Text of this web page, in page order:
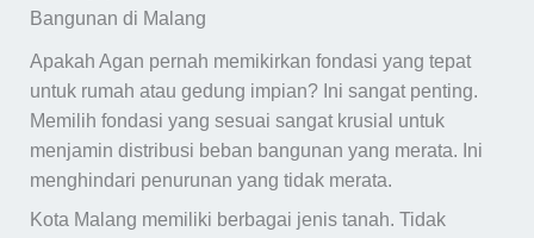
Bangunan di Malang
Apakah Agan pernah memikirkan fondasi yang tepat
untuk rumah atau gedung impian? Ini sangat penting.
Memilih fondasi yang sesuai sangat krusial untuk
menjamin distribusi beban bangunan yang merata. Ini
menghindari penurunan yang tidak merata.
Kota Malang memiliki berbagai jenis tanah. Tidak